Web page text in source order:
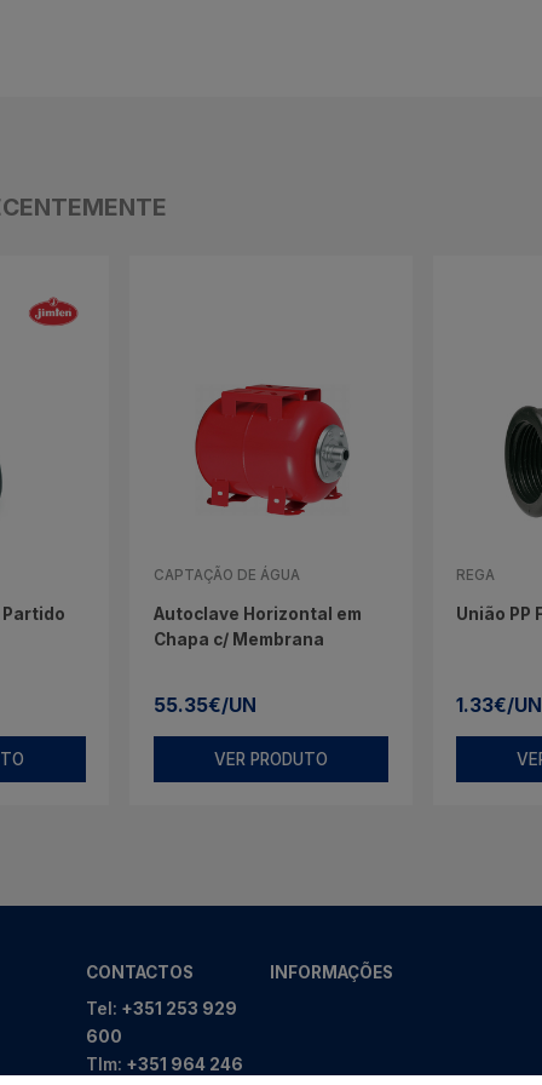
CAPTAÇÃO DE ÁGUA
Autoclave Horizontal em
Chapa c/ Membrana
55.35€/UN
VER PRODUTO
REGA
União PP
1.33€/UN
CONTACTOS
Tel: +351 253 929
600
Tlm: +351 964 246
INFORMAÇÕES